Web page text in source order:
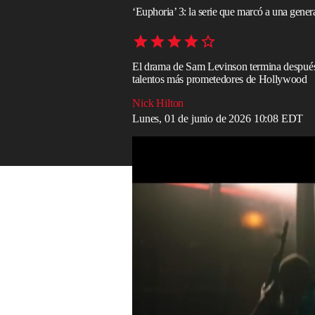
‘Euphoria’ 3: la serie que marcó a una
El drama de Sam Levinson termina
talentos más prometedores de Hollywood
Nick Hilton
Lunes, 01 de junio de 2026 10:08 EDT
Read in English
“Son vaqueros e indios, el hombre
Euphoria de HBO
como la de Ennio Morricone que se
Sam Levinson , de
es, después de todo, el género
una frontera atormentada, en medio de
lúcido y poco halagador del EE. UU.
Han pasado muchas cosas desde la